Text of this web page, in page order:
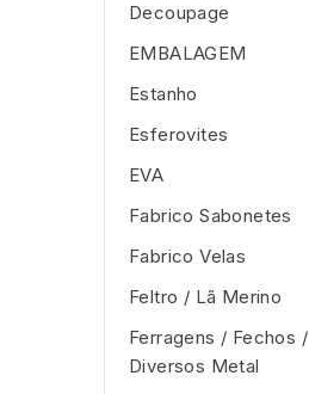
Decoupage
EMBALAGEM
Estanho
Esferovites
EVA
Fabrico Sabonetes
Fabrico Velas
Feltro / Lã Merino
Ferragens / Fechos /
Diversos Metal